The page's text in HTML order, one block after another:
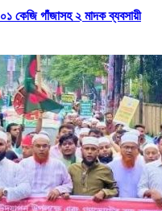
কেজি গাঁজাসহ ২ মাদক ব্যবসায়ী